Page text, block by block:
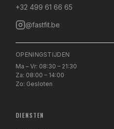
+32 499 61 66 65
@fastfit.be
OPENINGSTIJDEN
Ma – Vr: 08:30 – 21:30
Za: 08:00 – 14:00
Zo: Gesloten
DIENSTEN